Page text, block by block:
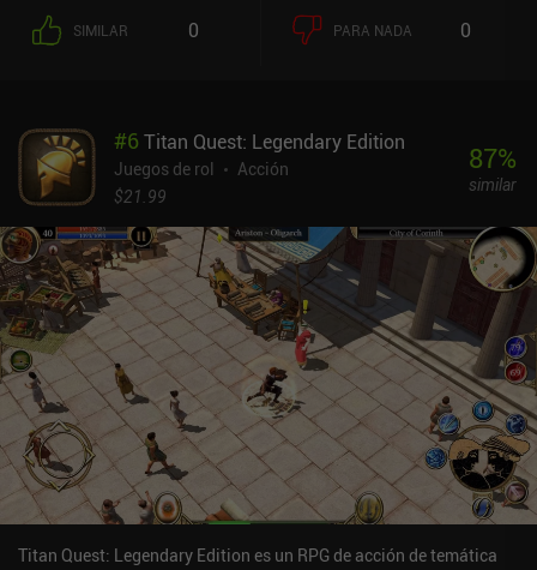
SIMILAR 0 PARA NADA 0
#6Titan Quest: Legendary Edition
Juegos de rol
Acción
$21.99
87%
similar
Titan Quest: Legendary Edition es un RPG de acción de temática